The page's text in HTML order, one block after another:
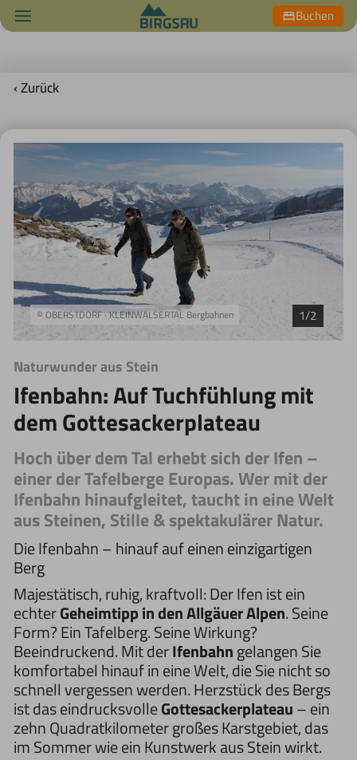
Buchen
‹ Zurück
© OBERSTDORF · KLEINWALSERTAL Bergbahnen 1/2
Naturwunder aus Stein
Ifenbahn: Auf Tuchfühlung mit
dem Gottesackerplateau
Hoch über dem Tal erhebt sich der Ifen –
einer der Tafelberge Europas. Wer mit der
Ifenbahn hinaufgleitet, taucht in eine Welt
aus Steinen, Stille & spektakulärer Natur.
Die Ifenbahn – hinauf auf einen einzigartigen
Berg
Majestätisch, ruhig, kraftvoll: Der Ifen ist ein
echterGeheimtipp in den Allgäuer Alpen. Seine
Form? Ein Tafelberg. Seine Wirkung?
Beeindruckend. Mit derIfenbahngelangen Sie
komfortabel hinauf in eine Welt, die Sie nicht so
schnell vergessen werden. Herzstück des Bergs
ist das eindrucksvolleGottesackerplateau– ein
zehn Quadratkilometer großes Karstgebiet, das
im Sommer wie ein Kunstwerk aus Stein wirkt.